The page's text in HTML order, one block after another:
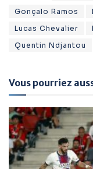
Gonçalo Ramos
Lucas Chevalier
Quentin Ndjantou
Vous pourriez